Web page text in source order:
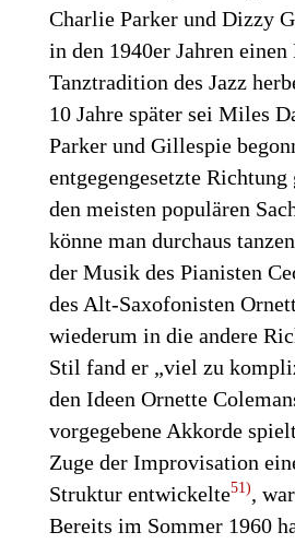
Charlie Parker und Dizzy
in den 1940er Jahren
Tanztradition des Jazz
10 Jahre später sei Miles
Parker und Gillespie
entgegengesetzte Richtung
den meisten populären
könne man durchaus
der Musik des Pianisten
des Alt-Saxofonisten
wiederum in die andere
Stil fand er „viel zu
den Ideen Ornette
vorgegebene Akkorde
Zuge der Improvisation
Struktur entwickelte51),
Bereits im Sommer 1960